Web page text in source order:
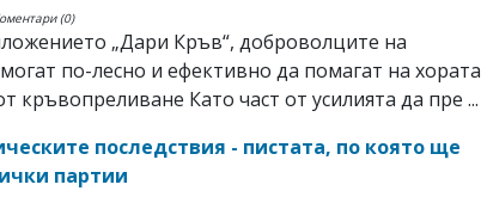
(0)
„Дари Кръв“, доброволците на
по-лесно и ефективно да помагат на хората
кръвопреливане Като част от усилията да пре ...
последствия - пистата, по която ще
партии